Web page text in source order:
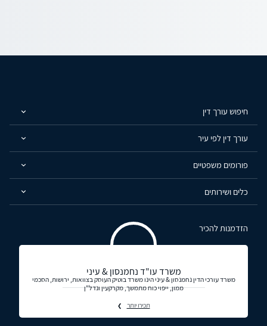
חיפוש עורך דין
עורך דין לפי עיר
פורומים משפטיים
כלים ושירותים
הזדמנות להכיר
משרד עו"ד נחמנסון & עיני
משרד עורכי הדין נחמנסון & עיני הינו משרד בוטיק העוסק בצוואות, ירושות, הסכמי
ממון, ייפוי כוח מתמשך, מקרקעין ונדל"ן
תכירו יותר